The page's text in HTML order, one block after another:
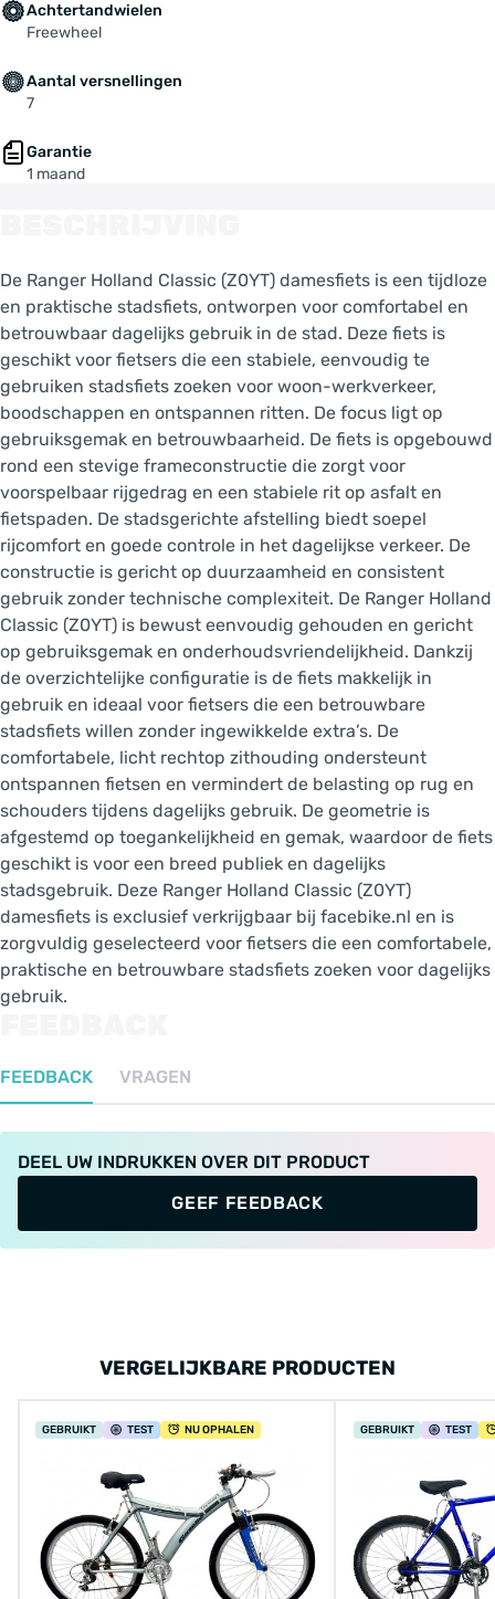
Achtertandwielen
Freewheel
Aantal versnellingen
7
Garantie
1 maand
De Ranger Holland Classic (Z0YT) damesfiets is een tijdloze
en praktische stadsfiets, ontworpen voor comfortabel en
betrouwbaar dagelijks gebruik in de stad. Deze fiets is
geschikt voor fietsers die een stabiele, eenvoudig te
gebruiken stadsfiets zoeken voor woon-werkverkeer,
boodschappen en ontspannen ritten. De focus ligt op
gebruiksgemak en betrouwbaarheid. De fiets is opgebouwd
rond een stevige frameconstructie die zorgt voor
voorspelbaar rijgedrag en een stabiele rit op asfalt en
fietspaden. De stadsgerichte afstelling biedt soepel
rijcomfort en goede controle in het dagelijkse verkeer. De
constructie is gericht op duurzaamheid en consistent
gebruik zonder technische complexiteit. De Ranger Holland
Classic (Z0YT) is bewust eenvoudig gehouden en gericht
op gebruiksgemak en onderhoudsvriendelijkheid. Dankzij
de overzichtelijke configuratie is de fiets makkelijk in
gebruik en ideaal voor fietsers die een betrouwbare
stadsfiets willen zonder ingewikkelde extra’s. De
comfortabele, licht rechtop zithouding ondersteunt
ontspannen fietsen en vermindert de belasting op rug en
schouders tijdens dagelijks gebruik. De geometrie is
afgestemd op toegankelijkheid en gemak, waardoor de fiets
geschikt is voor een breed publiek en dagelijks
stadsgebruik. Deze Ranger Holland Classic (Z0YT)
damesfiets is exclusief verkrijgbaar bij facebike.nl en is
zorgvuldig geselecteerd voor fietsers die een comfortabele,
praktische en betrouwbare stadsfiets zoeken voor dagelijks
gebruik.
FEEDBACK VRAGEN
DEEL UW INDRUKKEN OVER DIT PRODUCT
GEEF FEEDBACK
VERGELIJKBARE PRODUCTEN
GEBRUIKT TEST NU OPHALEN GEBRUIKT TEST